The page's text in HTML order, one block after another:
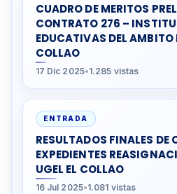
CUADRO DE MERITOS
CONTRATO 276 –
EDUCATIVAS DEL AMBITO
COLLAO
17 Dic 2025•1.285 vistas
ENTRADA
RESULTADOS FINALES
EXPEDIENTES
UGEL EL COLLAO
16 Jul 2025•1.081 vistas